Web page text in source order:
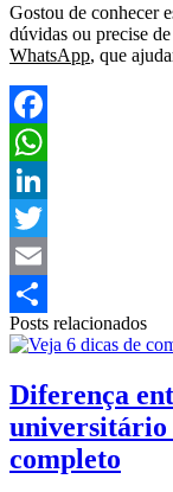
Gostou de conhecer
dúvidas ou precise
WhatsApp, que
Facebook
WhatsApp
LinkedIn
Twitter
Email
Share
Posts relacionados
Diferença
universitário
completo